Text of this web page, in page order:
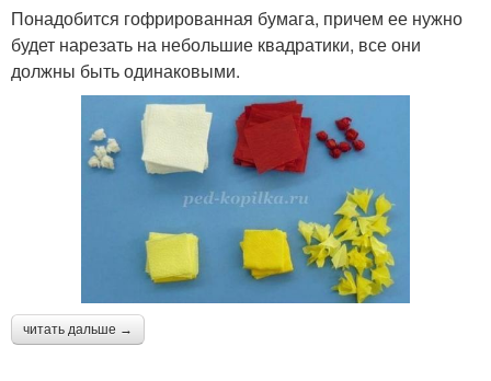
Понадобится гофрированная бумага, причем ее нужно
будет нарезать на небольшие квадратики, все они
должны быть одинаковыми.
читать дальше →